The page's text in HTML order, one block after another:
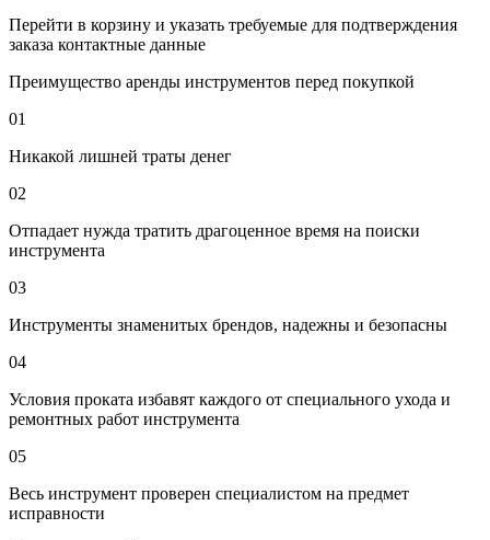
Перейти в корзину и указать требуемые для подтверждения
заказа контактные данные
Преимущество аренды инструментов перед покупкой
01
Никакой лишней траты денег
02
Отпадает нужда тратить драгоценное время на поиски
инструмента
03
Инструменты знаменитых брендов, надежны и безопасны
04
Условия проката избавят каждого от специального ухода и
ремонтных работ инструмента
05
Весь инструмент проверен специалистом на предмет
исправности